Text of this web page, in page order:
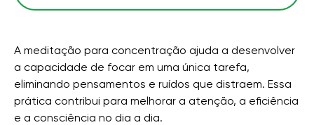
A meditação para concentração ajuda a desenvolver
a capacidade de focar em uma única tarefa,
eliminando pensamentos e ruídos que distraem. Essa
prática contribui para melhorar a atenção, a eficiência
e a consciência no dia a dia.